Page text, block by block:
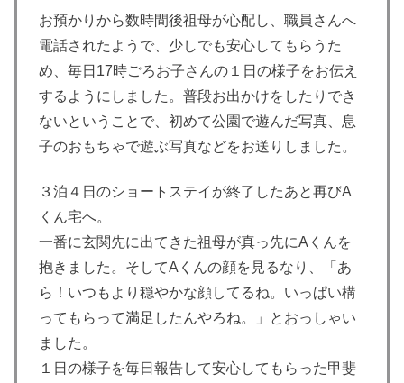
お預かりから数時間後祖母が心配し、職員さんへ
電話されたようで、少しでも安心してもらうた
め、毎日17時ごろお子さんの１日の様子をお伝え
するようにしました。普段お出かけをしたりでき
ないということで、初めて公園で遊んだ写真、息
子のおもちゃで遊ぶ写真などをお送りしました。
３泊４日のショートステイが終了したあと再びA
くん宅へ。
一番に玄関先に出てきた祖母が真っ先にAくんを
抱きました。そしてAくんの顔を見るなり、「あ
ら！いつもより穏やかな顔してるね。いっぱい構
ってもらって満足したんやろね。」とおっしゃい
ました。
１日の様子を毎日報告して安心してもらった甲斐